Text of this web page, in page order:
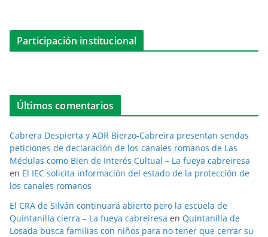
Participación institucional
Últimos comentarios
Cabrera Despierta y ADR Bierzo-Cabreira presentan sendas
peticiones de declaración de los canales romanos de Las
Médulas como Bien de Interés Cultual – La fueya cabreiresa
en El IEC solicita información del estado de la protección de
los canales romanos
El CRA de Silván continuará abierto pero la escuela de
Quintanilla cierra – La fueya cabreiresa en Quintanilla de
Losada busca familias con niños para no tener que cerrar su